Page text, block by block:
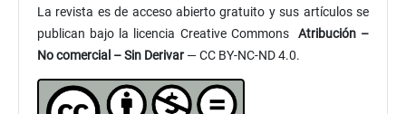
La revista es de acceso abierto gratuito y sus artículos se
publican bajo la licencia Creative Commons
Atribución–
No comercial – Sin Derivar — CC BY-NC-ND 4.0.